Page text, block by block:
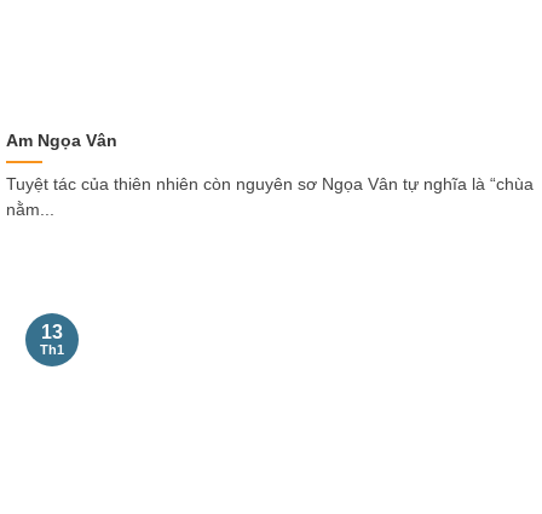
Am Ngọa Vân
Tuyệt tác của thiên nhiên còn nguyên sơ Ngọa Vân tự nghĩa là “chùa
nằm...
13
Th1